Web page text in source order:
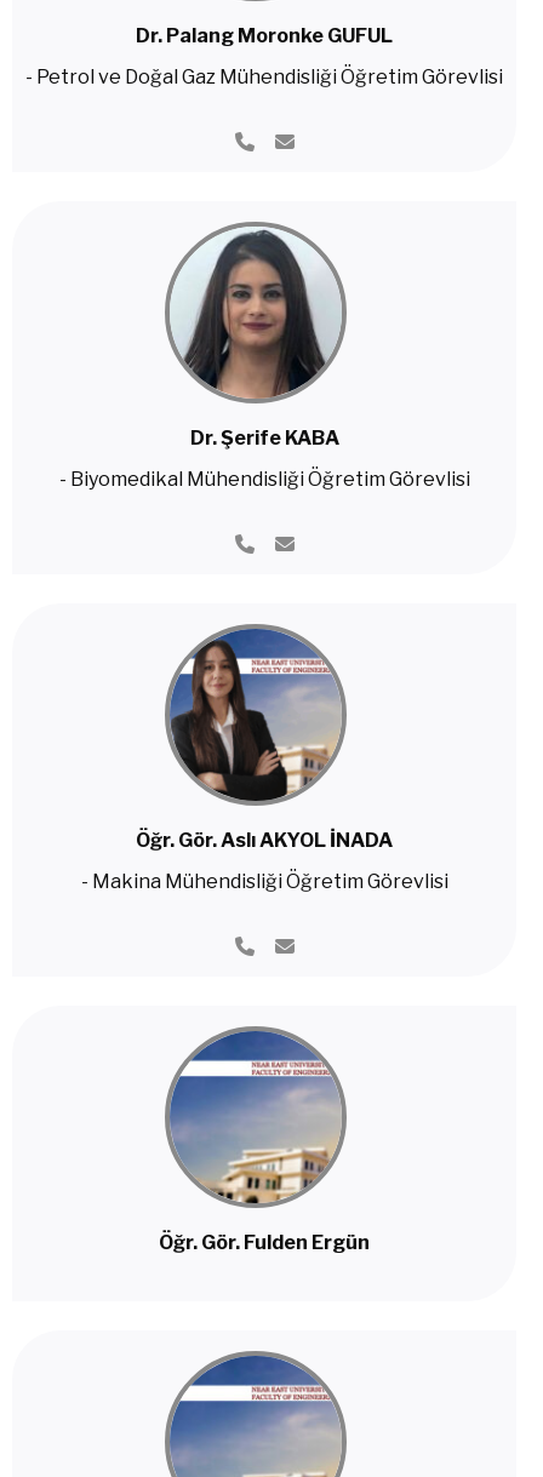
Dr. Palang Moronke GUFUL
- Petrol ve Doğal Gaz Mühendisliği Öğretim Görevlisi
Dr. Şerife KABA
- Biyomedikal Mühendisliği Öğretim Görevlisi
Öğr. Gör. Aslı AKYOL İNADA
- Makina Mühendisliği Öğretim Görevlisi
Öğr. Gör. Fulden Ergün